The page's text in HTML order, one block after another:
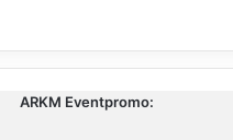
ARKM Eventpromo: